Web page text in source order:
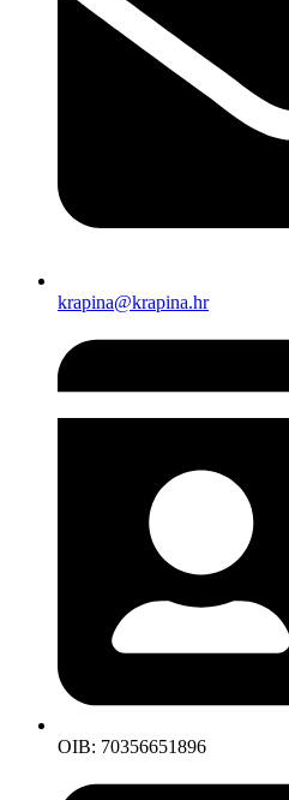
krapina@krapina.hr
OIB: 70356651896